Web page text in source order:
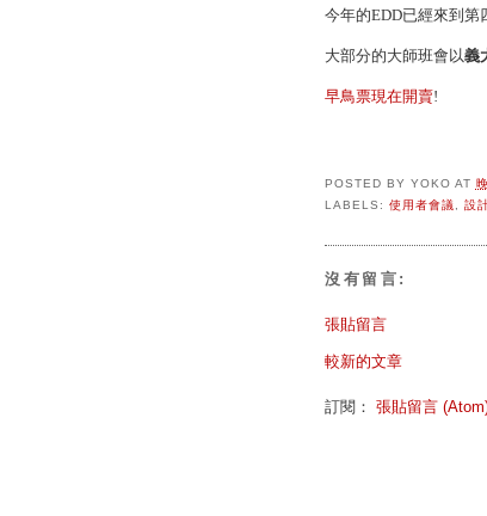
今年的EDD已經來到第
大部分的大師班會以義
早鳥票現在開賣!
POSTED BY YOKO AT
LABELS: 使用者會議 設
沒有留言:
張貼留言
較新的文章
訂閱： 張貼留言